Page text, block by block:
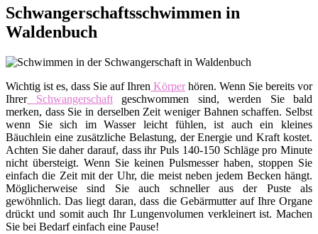
Schwangerschaftsschwimmen in
Waldenbuch
Wichtig ist es, dass Sie auf Ihren Körperhören. Wenn Sie bereits vor
IhrerSchwangerschaftgeschwommen sind, werden Sie bald
merken, dass Sie in derselben Zeit weniger Bahnen schaffen. Selbst
wenn Sie sich im Wasser leicht fühlen, ist auch ein kleines
Bäuchlein eine zusätzliche Belastung, der Energie und Kraft kostet.
Achten Sie daher darauf, dass ihr Puls 140-150 Schläge pro Minute
nicht übersteigt. Wenn Sie keinen Pulsmesser haben, stoppen Sie
einfach die Zeit mit der Uhr, die meist neben jedem Becken hängt.
Möglicherweise sind Sie auch schneller aus der Puste als
gewöhnlich. Das liegt daran, dass die Gebärmutter auf Ihre Organe
drückt und somit auch Ihr Lungenvolumen verkleinert ist. Machen
Sie bei Bedarf einfach eine Pause!